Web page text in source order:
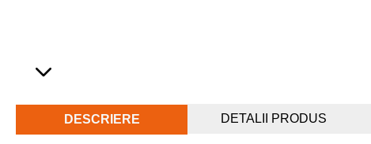
DESCRIERE DETALII PRODUS